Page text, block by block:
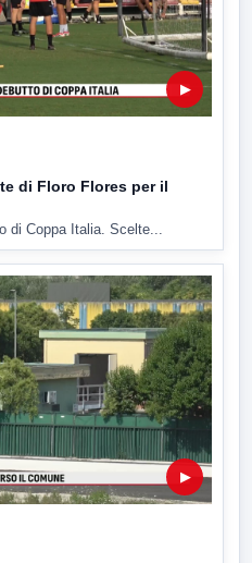
▶
di Floro Flores per il
di Coppa Italia. Scelte...
▶